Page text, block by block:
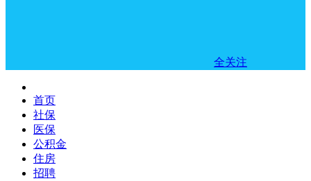
全关注
首页
社保
医保
公积金
住房
招聘